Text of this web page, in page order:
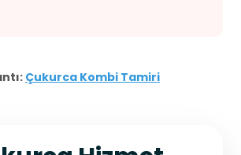
Çukurca Kombi Tamiri